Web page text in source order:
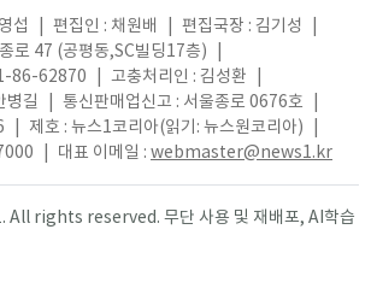
섭 편집인 : 채원배 편집국장 : 김기성
로 47 (공평동,SC빌딩17층)
86-62870
고충처리인 : 김성환
병길
통신판매업신고 : 서울종로 0676호
제호 : 뉴스1코리아(읽기: 뉴스원코리아)
대표 이메일 : webmaster@news1.kr
rights reserved. 무단 사용 및 재배포, AI학습